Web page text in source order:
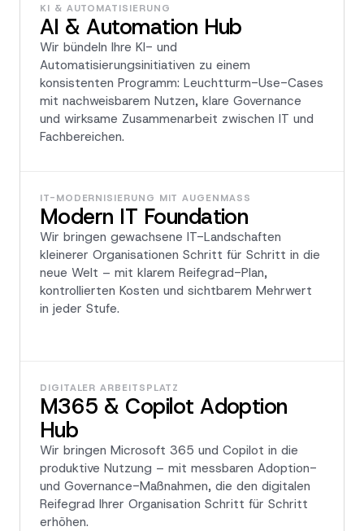
KI & AUTOMATISIERUNG
AI & Automation Hub
Wir bündeln Ihre KI- und
Automatisierungsinitiativen zu einem
konsistenten Programm: Leuchtturm-Use-Cases
mit nachweisbarem Nutzen, klare Governance
und wirksame Zusammenarbeit zwischen IT und
Fachbereichen.
IT-MODERNISIERUNG MIT AUGENMASS
Modern IT Foundation
Wir bringen gewachsene IT-Landschaften
kleinerer Organisationen Schritt für Schritt in die
neue Welt – mit klarem Reifegrad-Plan,
kontrollierten Kosten und sichtbarem Mehrwert
in jeder Stufe.
DIGITALER ARBEITSPLATZ
M365 & Copilot Adoption
Hub
Wir bringen Microsoft 365 und Copilot in die
produktive Nutzung – mit messbaren Adoption-
und Governance-Maßnahmen, die den digitalen
Reifegrad Ihrer Organisation Schritt für Schritt
erhöhen.